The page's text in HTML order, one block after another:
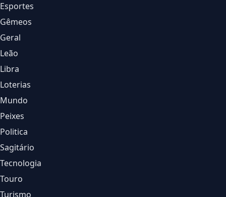
Esportes
Gêmeos
Geral
Leão
Libra
Loterias
Mundo
Peixes
Politica
Sagitário
Tecnologia
Touro
Turismo